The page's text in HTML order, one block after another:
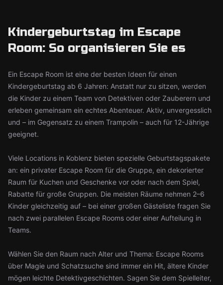
Kindergeburtstag im Escape
Room: So organisieren Sie es
Ein Escape Room ist eine der besten Ideen für einen
Kindergeburtstag ab 6 Jahren: Anstatt nur zu sitzen, werden
die Kinder zu einem Team von Detektiven oder Zauberern und
erleben gemeinsam ein echtes Abenteuer. Aktiv, unvergesslich
und – im Gegensatz zu einem Trampolin – auch für 12-Jährige
geeignet.
Viele Locations in Koblenz bieten spezielle Geburtstagspakete
an: ein privater Escape Room für die Gruppe, ein dekorierter
Raum für Kuchen und Geschenke vor oder nach dem Spiel,
Rabatte für große Gruppen. Die meisten Räume nehmen 2–6
Kinder gleichzeitig auf – bei einer großen Gästeliste fragen Sie
nach zwei parallelen Escape Rooms oder einer Aufteilung in
Teams.
Wählen Sie den Raum nach Alter und Thema: Escape Rooms
über Magie und Schatzsuche sind immer ein Hit, ältere Kinder
mögen leichte Detektivgeschichten. Sagen Sie dem Spielleiter,